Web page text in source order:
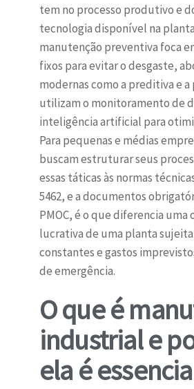
tem no processo produtivo e
tecnologia disponível na
manutenção preventiva foca
fixos para evitar o desgaste,
modernas como a preditiva e
utilizam o monitoramento de
inteligência artificial para
Para pequenas e médias
buscam estruturar seus
essas táticas às normas
5462, e a documentos
PMOC, é o que diferencia uma
lucrativa de uma planta sujeita
constantes e gastos
de emergência.
O que é
industrial e
ela é